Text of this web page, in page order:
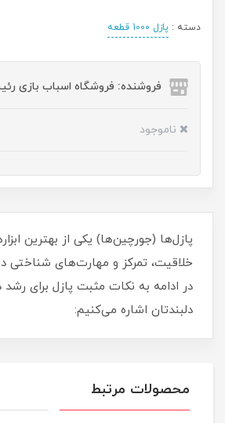
دسته : پازل 1000 قطعه
فروشنده: فروشگاه اسباب بازی
ناموجود
پازل‌ها (جورچین‌ها) یکی از بهترین
خلاقیت، تمرکز و مهارت‌های شناختی
در ادامه به نکات مثبت پازل برای رشد
دلبندتان اشاره می‌کنیم:
محصولات مرتبط